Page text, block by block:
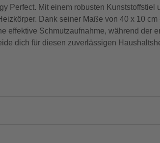
Perfect. Mit einem robusten Kunststoffstiel
Dank seiner Maße von 40 x 10
effektive Schmutzaufnahme, während der
dich für diesen zuverlässigen